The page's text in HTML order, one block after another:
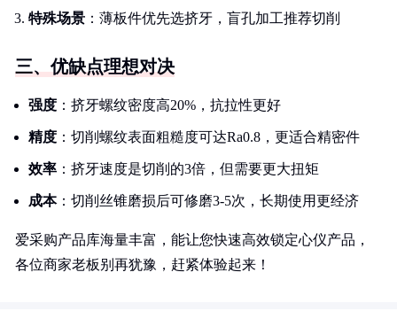
特殊场景 ：薄板件优先选挤牙，盲孔加工推荐切削
三、优缺点理想对决
强度 ：挤牙螺纹密度高20%，抗拉性更好
精度 ：切削螺纹表面粗糙度可达Ra0.8，更适合精密件
效率 ：挤牙速度是切削的3倍，但需要更大扭矩
成本：切削丝锥磨损后可修磨3-5次，长期使用更经济
爱采购产品库海量丰富，能让您快速高效锁定心仪产品，
各位商家老板别再犹豫，赶紧体验起来！